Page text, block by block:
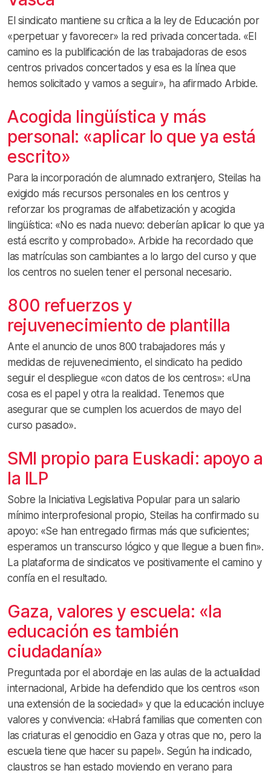
El sindicato mantiene su crítica a la ley de Educación por
«perpetuar y favorecer» la red privada concertada. «El
camino es la publificación de las trabajadoras de esos
centros privados concertados y esa es la línea que
hemos solicitado y vamos a seguir», ha afirmado Arbide.
Acogida lingüística y más
personal: «aplicar lo que ya está
escrito»
Para la incorporación de alumnado extranjero, Steilas ha
exigido más recursos personales en los centros y
reforzar los programas de alfabetización y acogida
lingüística: «No es nada nuevo: deberían aplicar lo que ya
está escrito y comprobado». Arbide ha recordado que
las matrículas son cambiantes a lo largo del curso y que
los centros no suelen tener el personal necesario.
800 refuerzos y
rejuvenecimiento de plantilla
Ante el anuncio de unos 800 trabajadores más y
medidas de rejuvenecimiento, el sindicato ha pedido
seguir el despliegue «con datos de los centros»: «Una
cosa es el papel y otra la realidad. Tenemos que
asegurar que se cumplen los acuerdos de mayo del
curso pasado».
SMI propio para Euskadi: apoyo a
la ILP
Sobre la Iniciativa Legislativa Popular para un salario
mínimo interprofesional propio, Steilas ha confirmado su
apoyo: «Se han entregado firmas más que suficientes;
esperamos un transcurso lógico y que llegue a buen fin».
La plataforma de sindicatos ve positivamente el camino y
confía en el resultado.
Gaza, valores y escuela: «la
educación es también
ciudadanía»
Preguntada por el abordaje en las aulas de la actualidad
internacional, Arbide ha defendido que los centros «son
una extensión de la sociedad» y que la educación incluye
valores y convivencia: «Habrá familias que comenten con
las criaturas el genocidio en Gaza y otras que no, pero la
escuela tiene que hacer su papel». Según ha indicado,
claustros se han estado moviendo en verano para